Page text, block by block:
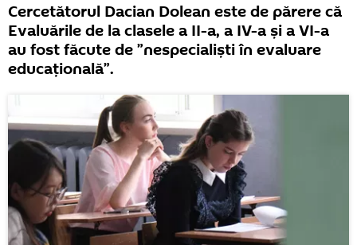
Cercetătorul Dacian Dolean este de părere că
Evaluările de la clasele a II-a, a IV-a și a VI-a
au fost făcute de ”nespecialiști în evaluare
educațională”.